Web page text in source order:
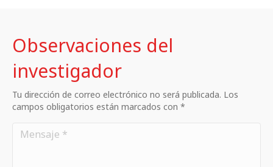
Observaciones del
investigador
Tu dirección de correo electrónico no será publicada. Los
campos obligatorios están marcados con *